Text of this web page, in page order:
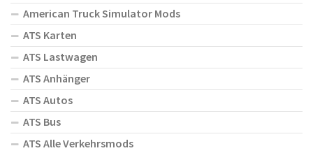
American Truck Simulator Mods
ATS Karten
ATS Lastwagen
ATS Anhänger
ATS Autos
ATS Bus
ATS Alle Verkehrsmods